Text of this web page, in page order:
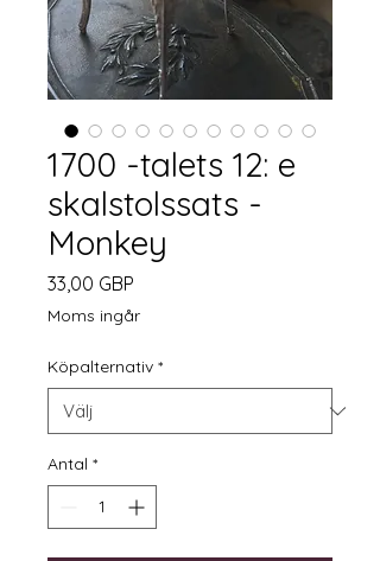
1700 -talets 12: e
skalstolssats -
Monkey
33,00 GBP
Moms ingår
Köpalternativ *
Antal *